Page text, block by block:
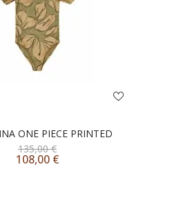
ONE PIECE PRINTED
135,00€
108,00 €